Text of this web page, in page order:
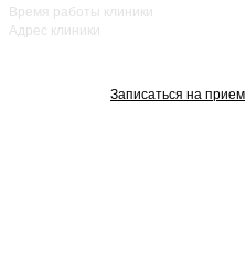
Время работы клиники
Адрес клиники
Записаться на прием